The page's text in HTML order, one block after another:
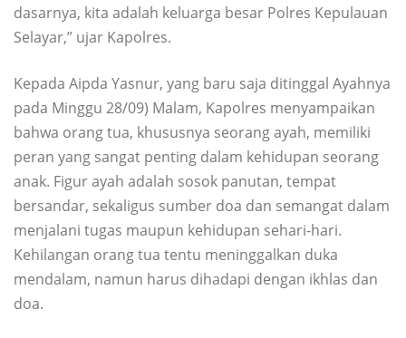
dasarnya, kita adalah keluarga besar Polres Kepulauan
Selayar,” ujar Kapolres.
Kepada Aipda Yasnur, yang baru saja ditinggal Ayahnya
pada Minggu 28/09) Malam, Kapolres menyampaikan
bahwa orang tua, khususnya seorang ayah, memiliki
peran yang sangat penting dalam kehidupan seorang
anak. Figur ayah adalah sosok panutan, tempat
bersandar, sekaligus sumber doa dan semangat dalam
menjalani tugas maupun kehidupan sehari-hari.
Kehilangan orang tua tentu meninggalkan duka
mendalam, namun harus dihadapi dengan ikhlas dan
doa.